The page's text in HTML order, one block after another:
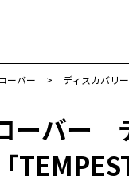
ーバー > ディスカバリー
バー